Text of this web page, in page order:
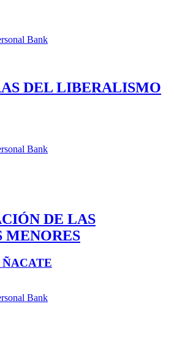
DEL LIBERALISMO
DE LAS
MENORES
ÑACATE